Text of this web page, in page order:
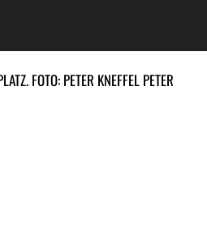
FOTO: PETER KNEFFEL PETER